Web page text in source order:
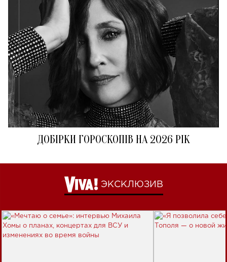
ДОБІРКИ ГОРОСКОПІВ НА 2026 РІК
ЭКСКЛЮЗИВ